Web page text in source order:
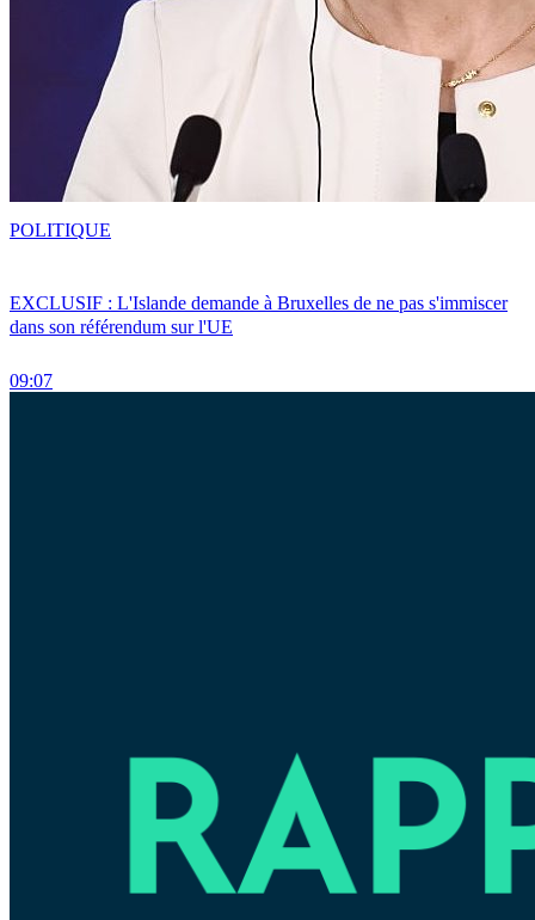
EXCLUSIF : L'Islande demande à Bruxelles de ne pas s'immiscer
dans son référendum sur l'UE
09:07
POLITIQUE